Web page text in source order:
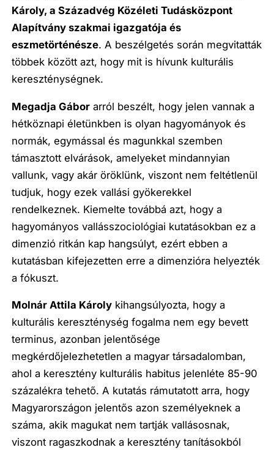
Károly, a Századvég Közéleti Tudásközpont
Alapítvány szakmai igazgatójaés
eszmetörténésze. A beszélgetés során megvitatták
többek között azt, hogy mit is hívunk kulturális
kereszténységnek.
Megadja Gábor arról beszélt, hogy jelen vannak a
hétköznapi életünkben is olyan hagyományok és
normák, egymással és magunkkal szemben
támasztott elvárások, amelyeket mindannyian
vallunk, vagy akár öröklünk, viszont nem feltétlenül
tudjuk, hogy ezek vallási gyökerekkel
rendelkeznek. Kiemelte továbbá azt, hogy a
hagyományos vallásszociológiai kutatásokban ez a
dimenzió ritkán kap hangsúlyt, ezért ebben a
kutatásban kifejezetten erre a dimenzióra helyezték
a fókuszt.
Molnár Attila Károly kihangsúlyozta, hogy a
kulturális kereszténység fogalma nem egy bevett
terminus, azonban jelentősége
megkérdőjelezhetetlen a magyar társadalomban,
ahol a keresztény kulturális habitus jelenléte 85-90
százalékra tehető. A kutatás rámutatott arra, hogy
Magyarországon jelentős azon személyeknek a
száma, akik magukat nem tartják vallásosnak,
viszont ragaszkodnak a keresztény tanításokból